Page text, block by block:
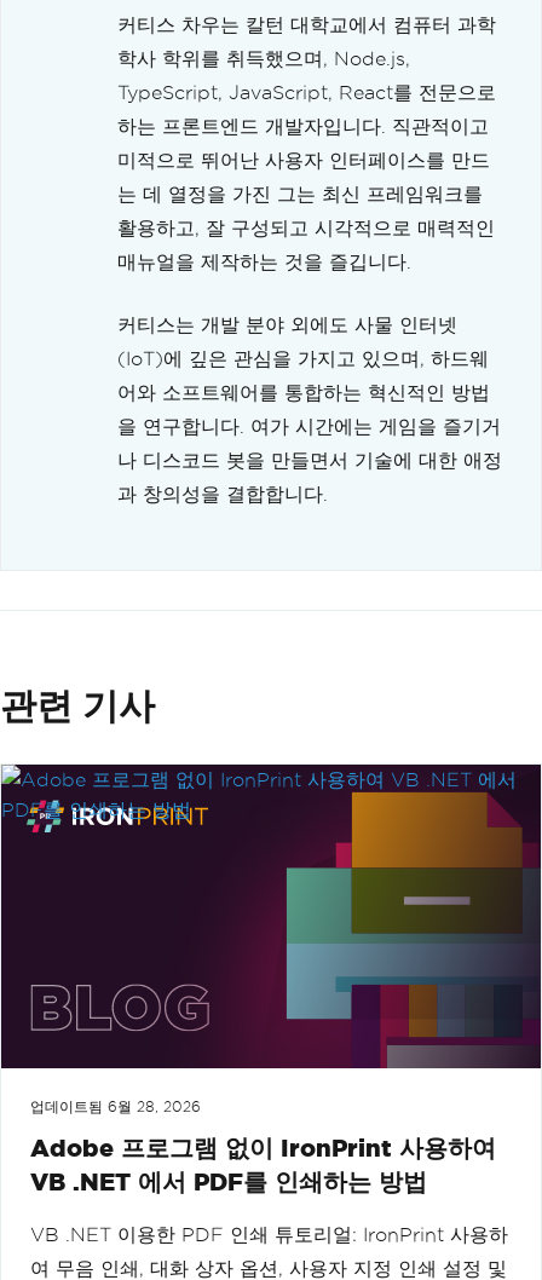
커티스 차우는 칼턴 대학교에서 컴퓨터 과학
학사 학위를 취득했으며, Node.js,
TypeScript, JavaScript, React를 전문으로
하는 프론트엔드 개발자입니다. 직관적이고
미적으로 뛰어난 사용자 인터페이스를 만드
는 데 열정을 가진 그는 최신 프레임워크를
활용하고, 잘 구성되고 시각적으로 매력적인
매뉴얼을 제작하는 것을 즐깁니다.
커티스는 개발 분야 외에도 사물 인터넷
(IoT)에 깊은 관심을 가지고 있으며, 하드웨
어와 소프트웨어를 통합하는 혁신적인 방법
을 연구합니다. 여가 시간에는 게임을 즐기거
나 디스코드 봇을 만들면서 기술에 대한 애정
과 창의성을 결합합니다.
관련 기사
업데이트됨 6월 28, 2026
Adobe 프로그램 없이 IronPrint 사용하여
VB .NET 에서 PDF를 인쇄하는 방법
VB .NET 이용한 PDF 인쇄 튜토리얼: IronPrint 사용하
여 무음 인쇄, 대화 상자 옵션, 사용자 지정 인쇄 설정 및